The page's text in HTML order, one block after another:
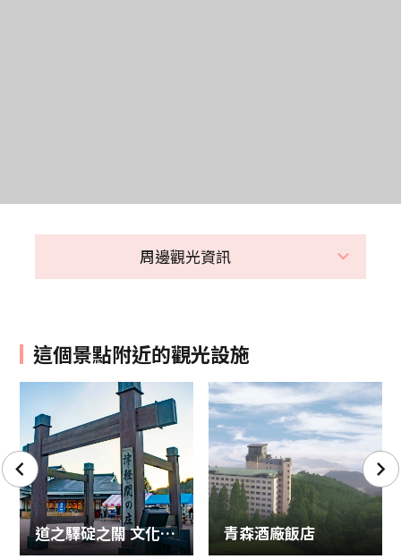
周邊觀光資訊
這個景點附近的觀光設施
道之驛碇之關 文化觀光中心 青森酒廠飯店